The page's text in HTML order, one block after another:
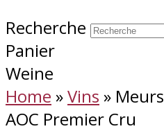
Recherche
Panier
Weine
Home »Vins »
AOC Premier Cru